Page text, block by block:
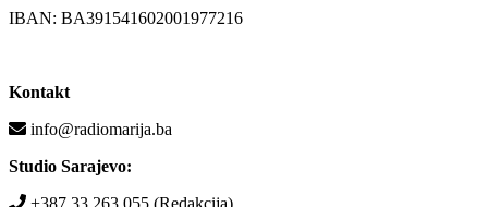
IBAN: BA391541602001977216
Kontakt
info@radiomarija.ba
Studio Sarajevo:
+387 33 263 055 (Redakcija)